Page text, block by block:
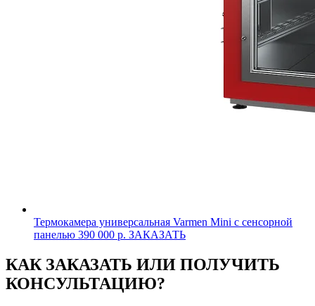
Термокамера универсальная Varmen Mini с сенсорной
панелью 390 000 р. ЗАКАЗАТЬ
КАК ЗАКАЗАТЬ ИЛИ ПОЛУЧИТЬ
КОНСУЛЬТАЦИЮ?